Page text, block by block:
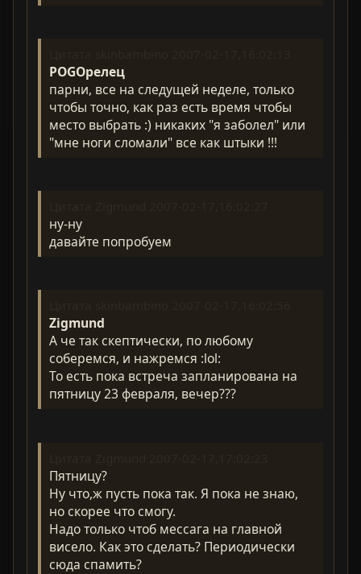
POGOрелец
парни, все на следущей неделе, только
чтобы точно, как раз есть время чтобы
место выбрать :) никаких "я заболел" или
"мне ноги сломали" все как штыки !!!
ну-ну
давайте попробуем
Zigmund
А че так скептически, по любому
соберемся, и нажремся :lol:
То есть пока встреча запланирована на
пятницу 23 февраля, вечер???
Пятницу?
Ну что,ж пусть пока так. Я пока не знаю,
но скорее что смогу.
Надо только чтоб мессага на главной
висело. Как это сделать? Периодически
сюда спамить?